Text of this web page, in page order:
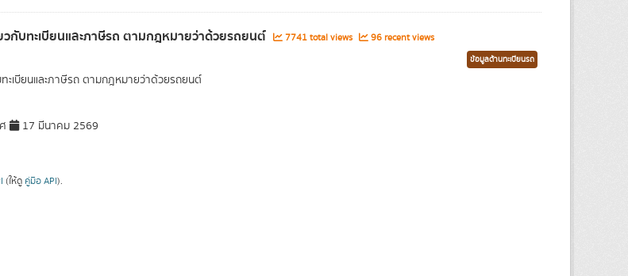
วกับทะเบียนและภาษีรถ ตามกฎหมายว่าด้วยรถยนต์ 7741 total views 96 recent views
ข้อมูลด้านทะเบียนรถ
ะเบียนและภาษีรถ ตามกฎหมายว่าด้วยรถยนต์
17 มีนาคม 2569
(ให้ดู คู่มือ API).